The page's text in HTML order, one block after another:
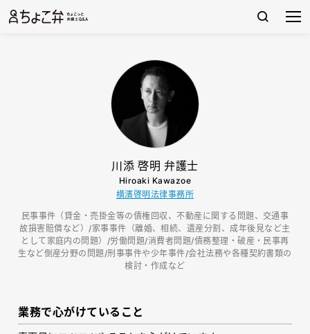
川添 啓明 弁護士
Hiroaki Kawazoe
横濱啓明法律事務所
民事事件（貸金・売掛金等の債権回収、不動産に関する問題、交通事
故損害賠償など）/家事事件（離婚、相続、遺産分割、成年後見など主
として家庭内の問題）/労働問題/消費者問題/債務整理・破産・民事再
生など倒産分野の問題/刑事事件や少年事件/会社法務や各種契約書類の
検討・作成など
業務で心がけていること